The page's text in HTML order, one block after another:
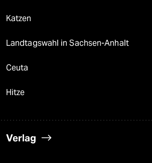
Katzen
Landtagswahl in Sachsen-Anhalt
Ceuta
Hitze
Verlag